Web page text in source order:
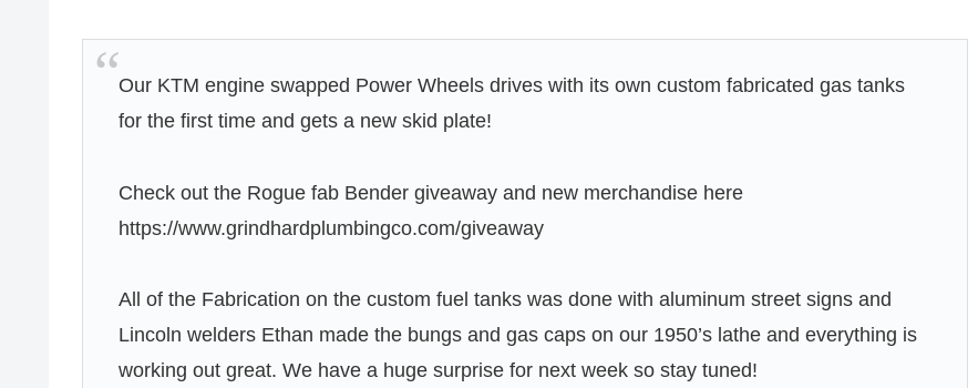
Our KTM engine swapped Power Wheels drives with its own custom fabricated gas tanks
for the first time and gets a new skid plate!
Check out the Rogue fab Bender giveaway and new merchandise here
https://www.grindhardplumbingco.com/giveaway
All of the Fabrication on the custom fuel tanks was done with aluminum street signs and
Lincoln welders Ethan made the bungs and gas caps on our 1950’s lathe and everything is
working out great. We have a huge surprise for next week so stay tuned!